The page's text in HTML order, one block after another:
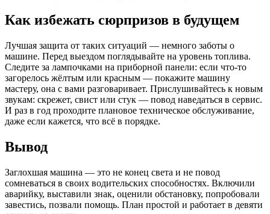
Как избежать сюрпризов в будущем
Лучшая защита от таких ситуаций — немного заботы о
машине. Перед выездом поглядывайте на уровень топлива.
Следите за лампочками на приборной панели: если что-то
загорелось жёлтым или красным — покажите машину
мастеру, она с вами разговаривает. Прислушивайтесь к новым
звукам: скрежет, свист или стук — повод наведаться в сервис.
И раз в год проходите плановое техническое обслуживание,
даже если кажется, что всё в порядке.
Вывод
Заглохшая машина — это не конец света и не повод
сомневаться в своих водительских способностях. Включили
аварийку, выставили знак, оценили обстановку, попробовали
завестись, позвали помощь. План простой и работает в девяти